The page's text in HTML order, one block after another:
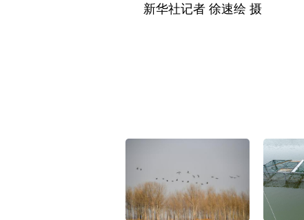
新华社记者 徐速绘 摄